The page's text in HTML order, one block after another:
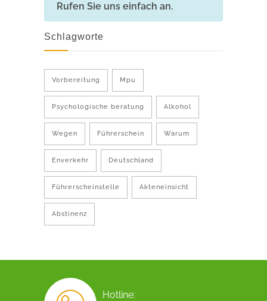
Rufen Sie uns einfach an.
Schlagworte
Vorbereitung Mpu
Psychologische beratung Alkohol
Wegen Führerschein Warum
Enverkehr Deutschland
Führerscheinstelle Akteneinsicht
Abstinenz
Hotline: